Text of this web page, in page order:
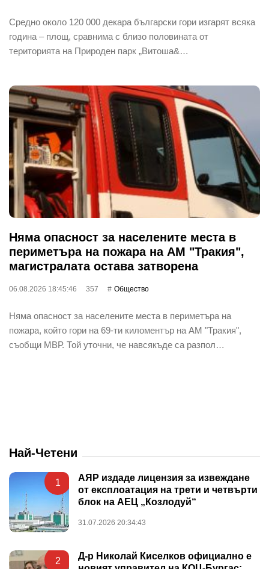
Средно около 120 000 декара български гори изгарят всяка
година – площ, сравнима с близо половината от
територията на Природен парк „Витоша&…
Няма опасност за населените места в
периметъра на пожара на АМ "Тракия",
магистралата остава затворена
06.08.2026 18:45:46 357 Общество
Няма опасност за населените места в периметъра на
пожара, който гори на 69-ти киломентър на АМ "Тракия",
съобщи МВР. Той уточни, че навсякъде са разпол…
Най-Четени
1
АЯР издаде лицензия за извеждане
от експлоатация на трети и четвърти
блок на АЕЦ „Козлодуй“
31.07.2026 20:34:43
2
Д-р Николай Киселков официално е